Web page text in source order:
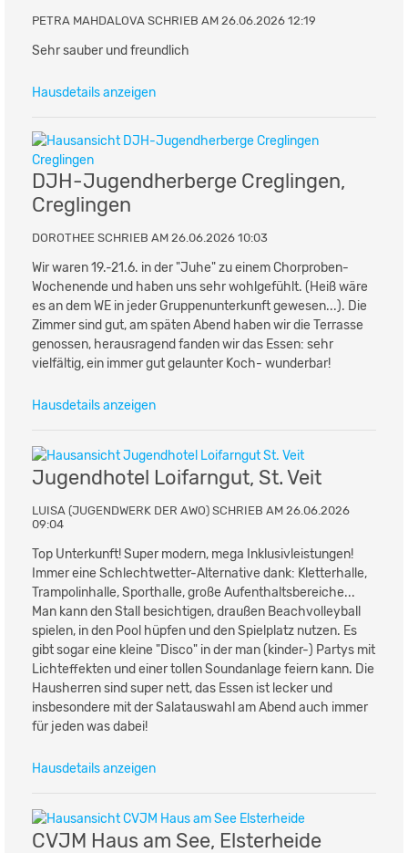
PETRA MAHDALOVA SCHRIEB AM 26.06.2026 12:19
Sehr sauber und freundlich
Hausdetails anzeigen
DJH-Jugendherberge Creglingen,
Creglingen
DOROTHEE SCHRIEB AM 26.06.2026 10:03
Wir waren 19.-21.6. in der "Juhe" zu einem Chorproben-
Wochenende und haben uns sehr wohlgefühlt. (Heiß wäre
es an dem WE in jeder Gruppenunterkunft gewesen...). Die
Zimmer sind gut, am späten Abend haben wir die Terrasse
genossen, herausragend fanden wir das Essen: sehr
vielfältig, ein immer gut gelaunter Koch- wunderbar!
Hausdetails anzeigen
Jugendhotel Loifarngut, St. Veit
LUISA (JUGENDWERK DER AWO) SCHRIEB AM 26.06.2026
09:04
Top Unterkunft! Super modern, mega Inklusivleistungen!
Immer eine Schlechtwetter-Alternative dank: Kletterhalle,
Trampolinhalle, Sporthalle, große Aufenthaltsbereiche...
Man kann den Stall besichtigen, draußen Beachvolleyball
spielen, in den Pool hüpfen und den Spielplatz nutzen. Es
gibt sogar eine kleine "Disco" in der man (kinder-) Partys mit
Lichteffekten und einer tollen Soundanlage feiern kann. Die
Hausherren sind super nett, das Essen ist lecker und
insbesondere mit der Salatauswahl am Abend auch immer
für jeden was dabei!
Hausdetails anzeigen
CVJM Haus am See, Elsterheide